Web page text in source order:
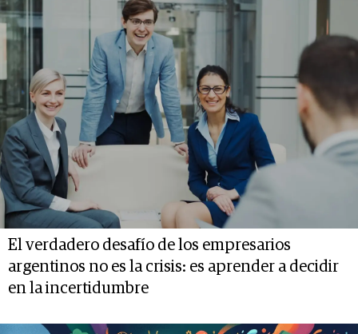
El verdadero desafío de los empresarios
argentinos no es la crisis: es aprender a decidir
en la incertidumbre